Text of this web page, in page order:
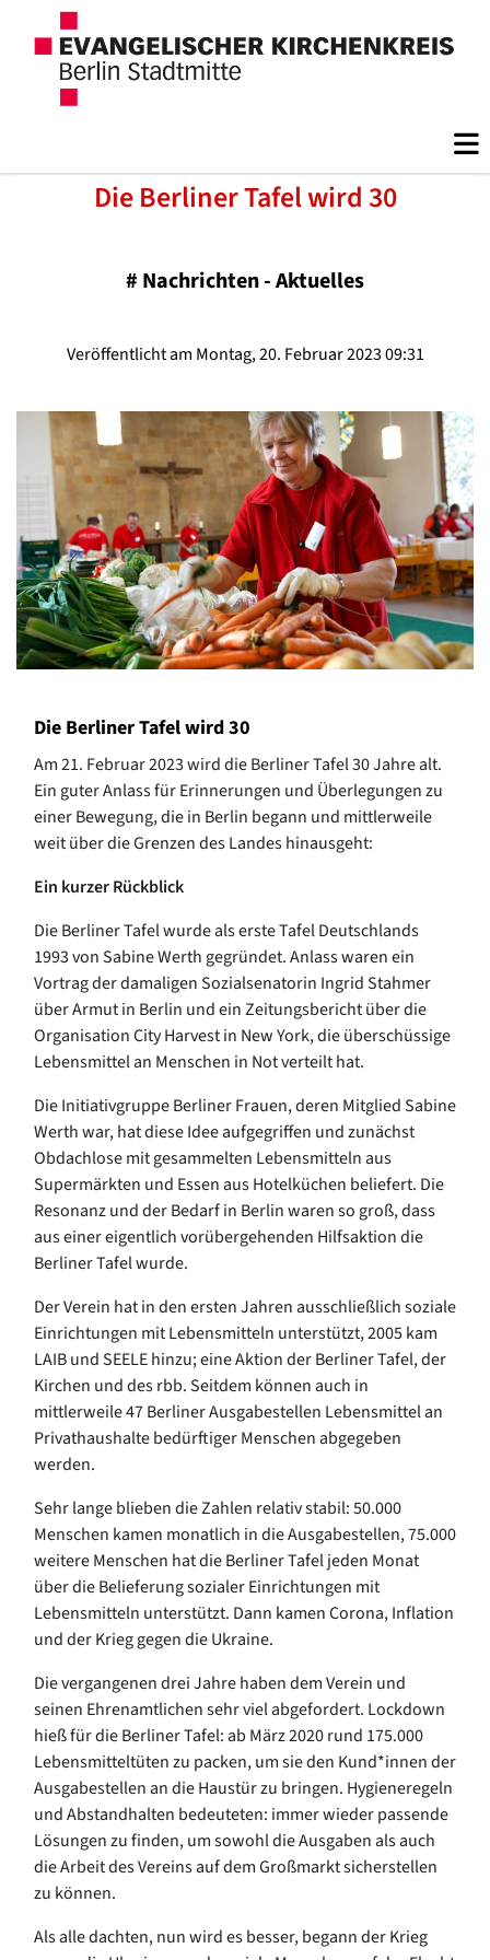
Die Berliner Tafel wird 30
# Nachrichten - Aktuelles
Veröffentlicht am Montag, 20. Februar 2023 09:31
Die Berliner Tafel wird 30
Am 21. Februar 2023 wird die Berliner Tafel 30 Jahre alt.
Ein guter Anlass für Erinnerungen und Überlegungen zu
einer Bewegung, die in Berlin begann und mittlerweile
weit über die Grenzen des Landes hinausgeht:
Ein kurzer Rückblick
Die Berliner Tafel wurde als erste Tafel Deutschlands
1993 von Sabine Werth gegründet. Anlass waren ein
Vortrag der damaligen Sozialsenatorin Ingrid Stahmer
über Armut in Berlin und ein Zeitungsbericht über die
Organisation City Harvest in New York, die überschüssige
Lebensmittel an Menschen in Not verteilt hat.
Die Initiativgruppe Berliner Frauen, deren Mitglied Sabine
Werth war, hat diese Idee aufgegriffen und zunächst
Obdachlose mit gesammelten Lebensmitteln aus
Supermärkten und Essen aus Hotelküchen beliefert. Die
Resonanz und der Bedarf in Berlin waren so groß, dass
aus einer eigentlich vorübergehenden Hilfsaktion die
Berliner Tafel wurde.
Der Verein hat in den ersten Jahren ausschließlich soziale
Einrichtungen mit Lebensmitteln unterstützt, 2005 kam
LAIB und SEELE hinzu; eine Aktion der Berliner Tafel, der
Kirchen und des rbb. Seitdem können auch in
mittlerweile 47 Berliner Ausgabestellen Lebensmittel an
Privathaushalte bedürftiger Menschen abgegeben
werden.
Sehr lange blieben die Zahlen relativ stabil: 50.000
Menschen kamen monatlich in die Ausgabestellen, 75.000
weitere Menschen hat die Berliner Tafel jeden Monat
über die Belieferung sozialer Einrichtungen mit
Lebensmitteln unterstützt. Dann kamen Corona, Inflation
und der Krieg gegen die Ukraine.
Die vergangenen drei Jahre haben dem Verein und
seinen Ehrenamtlichen sehr viel abgefordert. Lockdown
hieß für die Berliner Tafel: ab März 2020 rund 175.000
Lebensmitteltüten zu packen, um sie den Kund*innen der
Ausgabestellen an die Haustür zu bringen. Hygieneregeln
und Abstandhalten bedeuteten: immer wieder passende
Lösungen zu finden, um sowohl die Ausgaben als auch
die Arbeit des Vereins auf dem Großmarkt sicherstellen
zu können.
Als alle dachten, nun wird es besser, begann der Krieg